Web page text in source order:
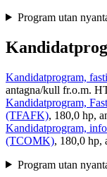
Program utan
Kandidatprogram,
antagna/kull fr.o.m.
Kandidatprogram,
(TFAFK), 180,0 hp,
Kandidatprogram,
(TCOMK), 180,0 hp,
Program utan